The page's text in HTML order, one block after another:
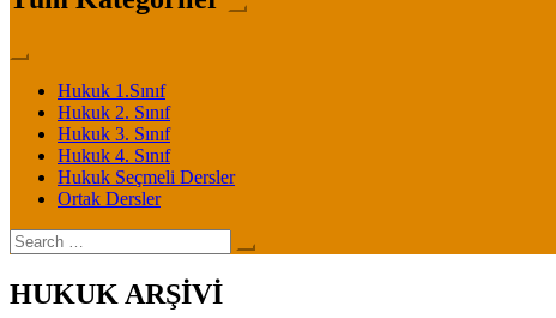
Hukuk 1.Sınıf
Hukuk 2. Sınıf
Hukuk 3. Sınıf
Hukuk 4. Sınıf
Hukuk Seçmeli Dersler
Ortak Dersler
Search
for:
HUKUK ARŞİVİ